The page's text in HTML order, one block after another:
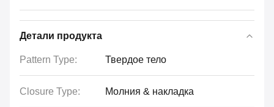
Детали продукта
Pattern Type: Твердое тело
Closure Type: Молния & накладка